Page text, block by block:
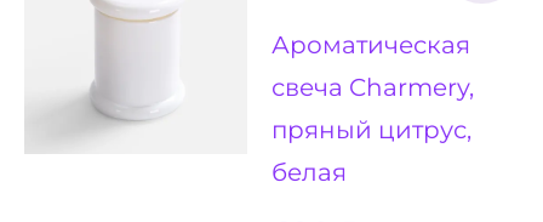
Ароматическая
свеча Charmery,
пряный цитрус,
белая